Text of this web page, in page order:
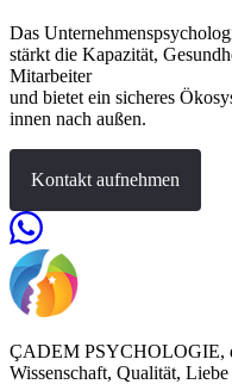
Das
stärkt die Kapazität,
Mitarbeiter
und bietet ein sicheres
innen nach außen.
Kontakt aufnehmen
ÇADEM PSYCHOLOGIE,
Wissenschaft, Qualität,